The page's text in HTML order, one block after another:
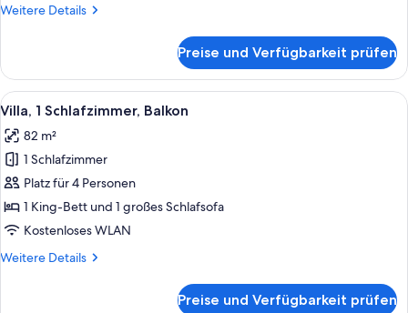
Balkon
Weitere Details
Weitere
1 King-
Bett
und
Balkon
Preise und Verfügbarkeit prüfen
Alle
Fotos
für
Villa,
1
Schlafzimmer,
Balkon
Ein Hotelzimmer mit einer Couch,
6
Villa, 1 Schlafzimmer, Balkon
82 m²
1 Schlafzimmer
Platz für 4 Personen
1 King-Bett und 1 großes Schlafsofa
Kostenloses WLAN
Weitere Details
Weitere
Preise und Verfügbarkeit prüfen